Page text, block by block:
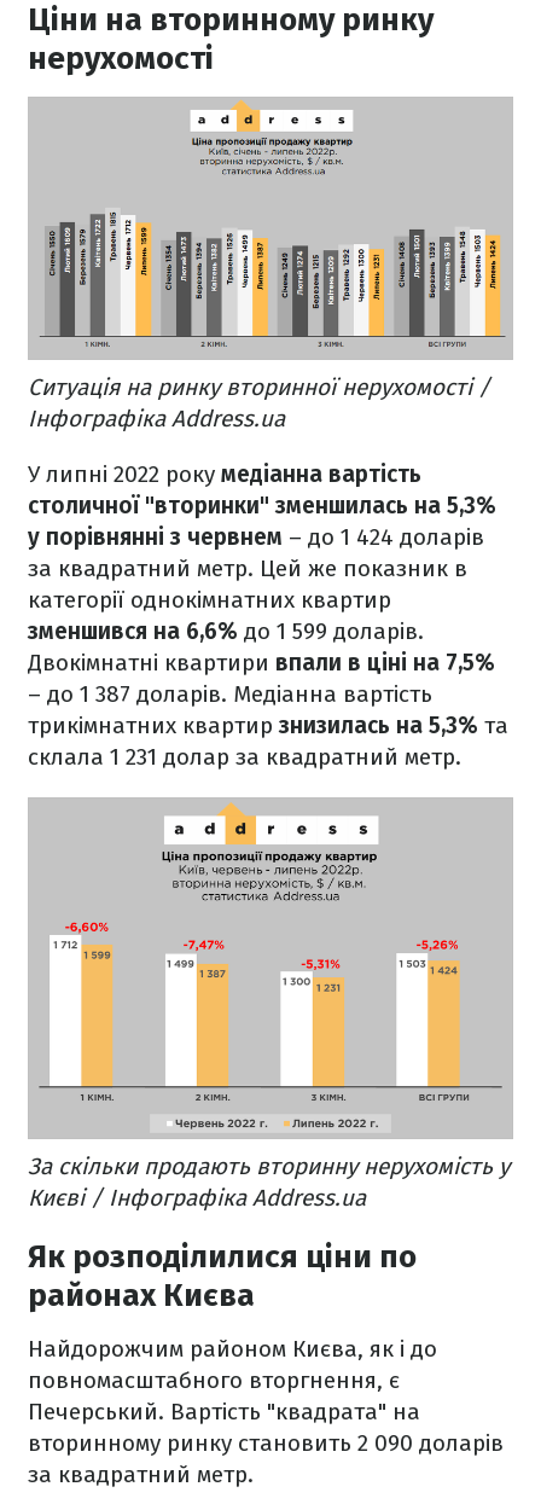
Ціни на вторинному ринку
нерухомості
Ситуація на ринку вторинної нерухомості /
Інфографіка Address.ua
У липні 2022 року медіанна вартість
столичної "вторинки" зменшилась на 5,3%
у порівнянні з червнем – до 1 424 доларів
за квадратний метр. Цей же показник в
категорії однокімнатних квартир
зменшився на 6,6% до 1 599 доларів.
Двокімнатні квартири впали в ціні на 7,5%
– до 1 387 доларів. Медіанна вартість
трикімнатних квартирзнизилась на 5,3% та
склала 1 231 долар за квадратний метр.
За скільки продають вторинну нерухомість у
Києві / Інфографіка Address.ua
Як розподілилися ціни по
районах Києва
Найдорожчим районом Києва, як і до
повномасштабного вторгнення, є
Печерський. Вартість "квадрата" на
вторинному ринку становить 2 090 доларів
за квадратний метр.